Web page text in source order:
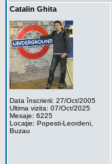
Catalin Ghita
Data înscrierii: 27/Oct/2005
Ultima vizita: 07/Oct/2025
Mesaje: 6225
Locaţie: Popesti-Leordeni,
Buzau